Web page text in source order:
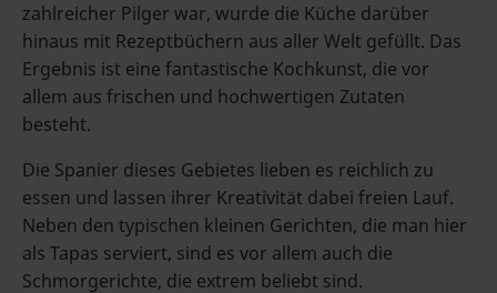
zahlreicher Pilger war, wurde die Küche darüber
hinaus mit Rezeptbüchern aus aller Welt gefüllt. Das
Ergebnis ist eine fantastische Kochkunst, die vor
allem aus frischen und hochwertigen Zutaten
besteht.
Die Spanier dieses Gebietes lieben es reichlich zu
essen und lassen ihrer Kreativität dabei freien Lauf.
Neben den typischen kleinen Gerichten, die man hier
als Tapas serviert, sind es vor allem auch die
Schmorgerichte, die extrem beliebt sind.